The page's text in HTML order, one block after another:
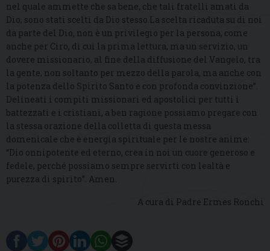
nel quale ammette che sa bene, che tali fratelli amati da
Dio, sono stati scelti da Dio stesso.La scelta ricaduta su di noi
da parte del Dio, non è un privilegio per la persona, come
anche per Ciro, di cui la prima lettura, ma un servizio, un
dovere missionario, al fine della diffusione del Vangelo, tra
la gente, non soltanto per mezzo della parola, ma anche con
la potenza dello Spirito Santo e con profonda convinzione”.
Delineati i compiti missionari ed apostolici per tutti i
battezzati e i cristiani, a ben ragione possiamo pregare con
la stessa orazione della colletta di questa messa
domenicale che è energia spirituale per le nostre anime:
“Dio onnipotente ed eterno, crea in noi un cuore generoso e
fedele, perché possiamo sempre servirti con lealtà e
purezza di spirito”. Amen.
A cura di Padre Ermes Ronchi